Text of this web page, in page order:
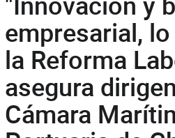
empresarial,
la Reforma
asegura
Cámara